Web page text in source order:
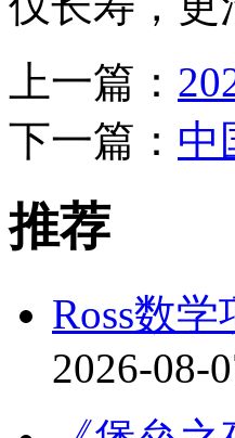
上一篇：
下一篇： 中
推荐
Ross数
2026-08-